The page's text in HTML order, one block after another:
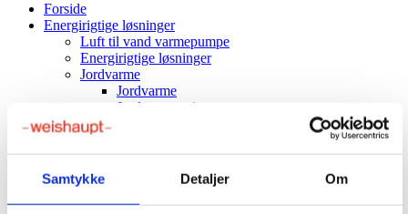
Samtykke Detaljer Om
Forside
Energirigtige løsninger
Luft til vand varmepumpe
Energirigtige løsninger
Jordvarme
Jordvarme
Jordvarme priser
Produkter
Luft/vand varmepumper
Evoblock varmepumpeNYHED
Aeroblock varmepumpe
Splitblock varmepumpe
Jord varmepumper